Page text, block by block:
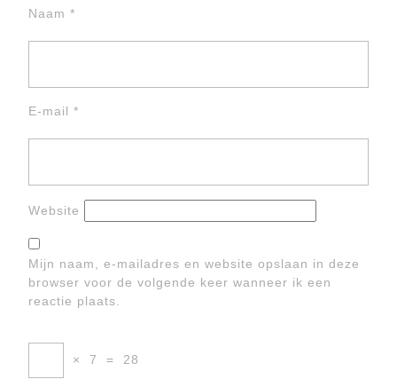
Naam *
E-mail *
Website
Mijn naam, e-mailadres en website opslaan in deze
browser voor de volgende keer wanneer ik een
reactie plaats.
× 7 = 28